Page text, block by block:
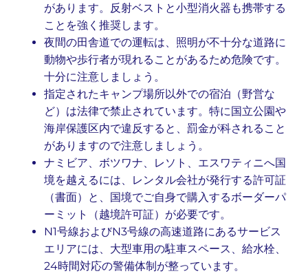
があります。反射ベストと小型消火器も携帯する
ことを強く推奨します。
夜間の田舎道での運転は、照明が不十分な道路に
動物や歩行者が現れることがあるため危険です。
十分に注意しましょう。
指定されたキャンプ場所以外での宿泊（野営な
ど）は法律で禁止されています。特に国立公園や
海岸保護区内で違反すると、罰金が科されること
がありますので注意しましょう。
ナミビア、ボツワナ、レソト、エスワティニへ国
境を越えるには、レンタル会社が発行する許可証
（書面）と、国境でご自身で購入するボーダーパ
ーミット（越境許可証）が必要です。
N1号線およびN3号線の高速道路にあるサービス
エリアには、大型車用の駐車スペース、給水栓、
24時間対応の警備体制が整っています。